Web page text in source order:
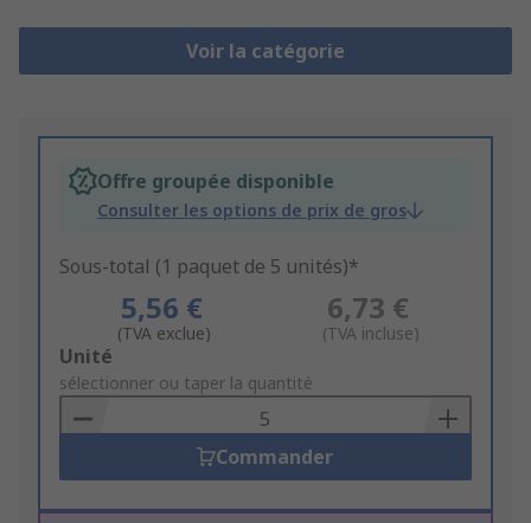
Voir la catégorie
Offre groupée disponible
Consulter les options de prix de gros
Sous-total (1 paquet de 5 unités)*
5,56 €
(TVA exclue)
6,73 €
(TVA incluse)
Add
to
Basket
Unité
sélectionner ou taper la quantité
Commander